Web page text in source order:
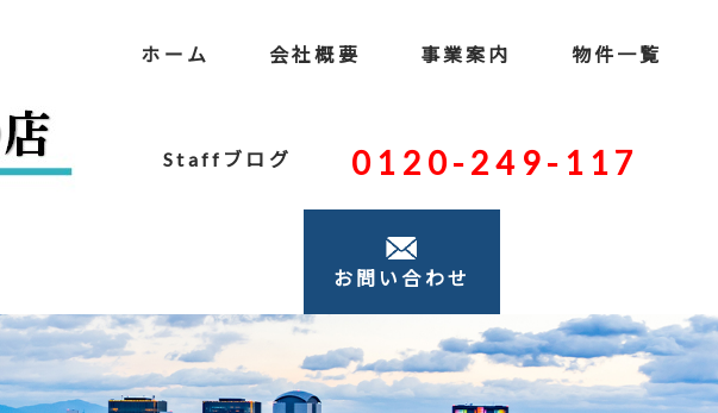
ホーム 会社概要 事業案内 物件一覧
Staffブログ 0120-249-117
お問い合わせ